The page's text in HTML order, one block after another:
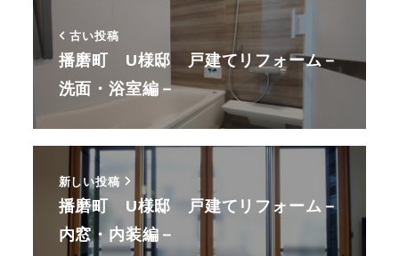
古い投稿
播磨町 U様邸 戸建てリフォーム－
洗面・浴室編－
新しい投稿
播磨町 U様邸 戸建てリフォーム－
内窓・内装編－